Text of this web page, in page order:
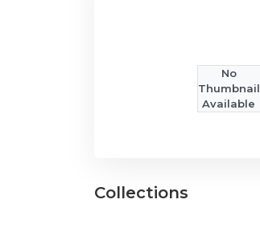
No
Thumbnail
Available
Collections